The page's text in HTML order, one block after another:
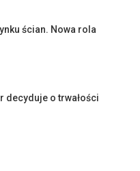
ścian. Nowa rola
decyduje o trwałości